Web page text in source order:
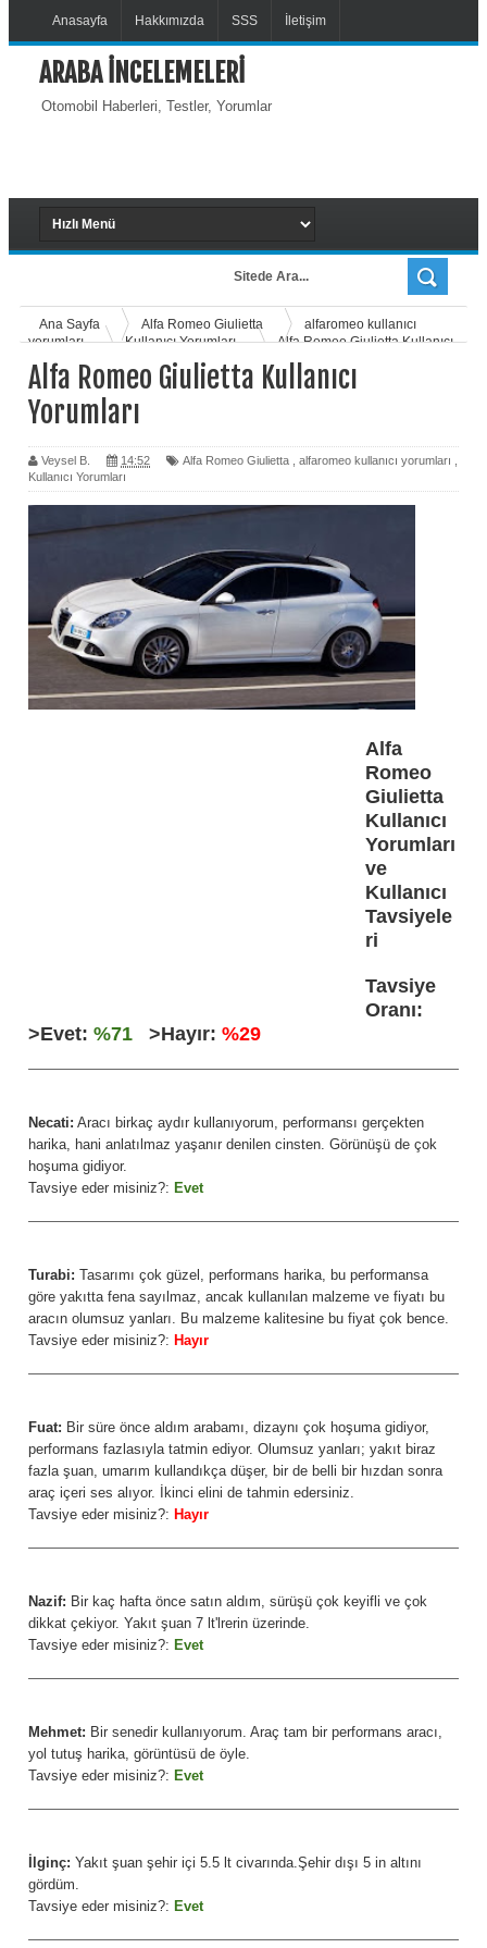
Anasayfa Hakkımızda SSS İletişim
ARABA İNCELEMELERİ
Otomobil Haberleri, Testler, Yorumlar
Ana Sayfa Alfa Romeo Giulietta
alfaromeo kullanıcı
yorumları
Kullanıcı Yorumları
Alfa Romeo Giulietta Kullanıcı
Alfa Romeo Giulietta Kullanıcı
Yorumları
Veysel B. 14:52 Alfa Romeo Giulietta alfaromeo kullanıcı yorumları
Kullanıcı Yorumları
Alfa
Romeo
Giulietta
Kullanıcı
Yorumları
ve
Kullanıcı
Tavsiyele
ri
Tavsiye
Oranı:
>Evet: %71 >Hayır: %29
Necati: Aracı birkaç aydır kullanıyorum, performansı gerçekten
harika, hani anlatılmaz yaşanır denilen cinsten. Görünüşü de çok
hoşuma gidiyor.
Tavsiye eder misiniz?: Evet
Turabi: Tasarımı çok güzel, performans harika, bu performansa
göre yakıtta fena sayılmaz, ancak kullanılan malzeme ve fiyatı bu
aracın olumsuz yanları. Bu malzeme kalitesine bu fiyat çok bence.
Tavsiye eder misiniz?: Hayır
Fuat: Bir süre önce aldım arabamı, dizaynı çok hoşuma gidiyor,
performans fazlasıyla tatmin ediyor. Olumsuz yanları; yakıt biraz
fazla şuan, umarım kullandıkça düşer, bir de belli bir hızdan sonra
araç içeri ses alıyor. İkinci elini de tahmin edersiniz.
Tavsiye eder misiniz?: Hayır
Nazif: Bir kaç hafta önce satın aldım, sürüşü çok keyifli ve çok
dikkat çekiyor. Yakıt şuan 7 lt'lrerin üzerinde.
Tavsiye eder misiniz?: Evet
Mehmet: Bir senedir kullanıyorum. Araç tam bir performans aracı,
yol tutuş harika, görüntüsü de öyle.
Tavsiye eder misiniz?: Evet
İlginç: Yakıt şuan şehir içi 5.5 lt civarında.Şehir dışı 5 in altını
gördüm.
Tavsiye eder misiniz?: Evet